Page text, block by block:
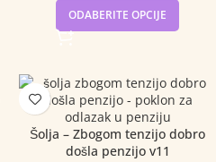
ODABERITE OPCIJE
Šolja – Zbogom tenzijo dobro
došla penzijo v11